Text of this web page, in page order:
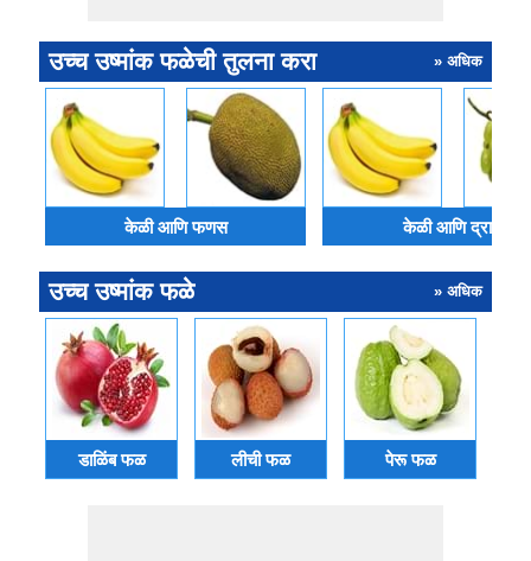
उच्च उष्मांक फळेची तुलना करा » अधिक
केळी आणि फणस केळी आणि द्राक्ष
उच्च उष्मांक फळे » अधिक
डाळिंब फळ लीची फळ पेरू फळ